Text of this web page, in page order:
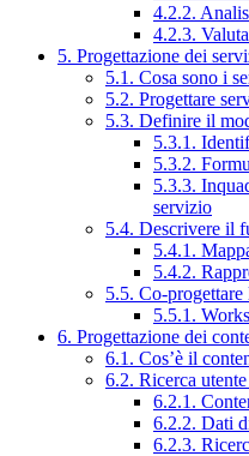
4.2.2.
4.2.3.
5. Progettazione dei
5.1. Cosa sono i
5.2. Progettare
5.3. Definire il
5.3.1.
5.3.2.
5.3.3.
servizio
5.4. Descrivere il
5.4.1.
5.4.2.
5.5. Co-
5.5.1.
6. Progettazione dei
6.1. Cos’è il
6.2. Ricerca
6.2.1.
6.2.2. Dati
6.2.3.